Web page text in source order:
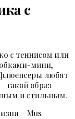
с
с теннисом или
юбками-мини,
любят
такой образ
и стильным.